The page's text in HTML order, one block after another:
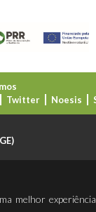
Twitter Noesis
melhor